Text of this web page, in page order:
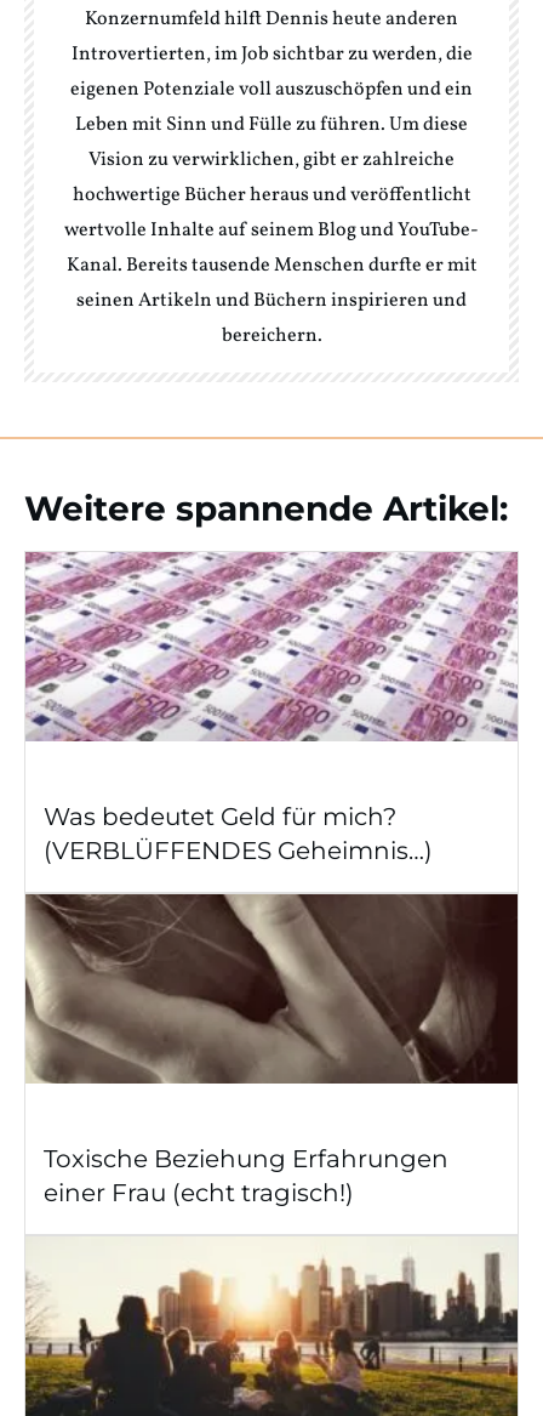
Konzernumfeld hilft Dennis heute anderen
Introvertierten, im Job sichtbar zu werden, die
eigenen Potenziale voll auszuschöpfen und ein
Leben mit Sinn und Fülle zu führen. Um diese
Vision zu verwirklichen, gibt er zahlreiche
hochwertige Bücher heraus und veröffentlicht
wertvolle Inhalte auf seinem Blog und YouTube-
Kanal. Bereits tausende Menschen durfte er mit
seinen Artikeln und Büchern inspirieren und
bereichern.
Weitere spannende Artikel:
Was bedeutet Geld für mich?
(VERBLÜFFENDES Geheimnis…)
Toxische Beziehung Erfahrungen
einer Frau (echt tragisch!)